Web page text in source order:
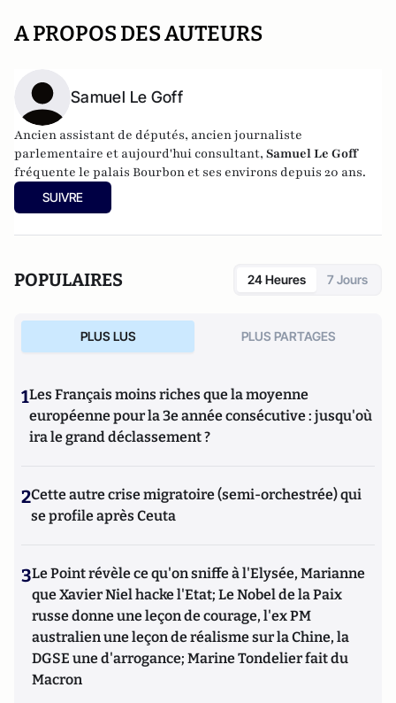
A PROPOS DES AUTEURS
Samuel Le Goff
Ancien assistant de députés, ancien journaliste
parlementaire et aujourd'hui consultant, Samuel Le Goff
fréquente le palais Bourbon et ses environs depuis 20 ans.
SUIVRE
POPULAIRES 24 Heures 7 Jours
PLUS LUS PLUS PARTAGES
1Les Français moins riches que la moyenne
européenne pour la 3e année consécutive : jusqu'où
ira le grand déclassement ?
2Cette autre crise migratoire (semi-orchestrée) qui
se profile après Ceuta
3Le Point révèle ce qu'on sniffe à l'Elysée, Marianne
que Xavier Niel hacke l'Etat; Le Nobel de la Paix
russe donne une leçon de courage, l'ex PM
australien une leçon de réalisme sur la Chine, la
DGSE une d'arrogance; Marine Tondelier fait du
Macron